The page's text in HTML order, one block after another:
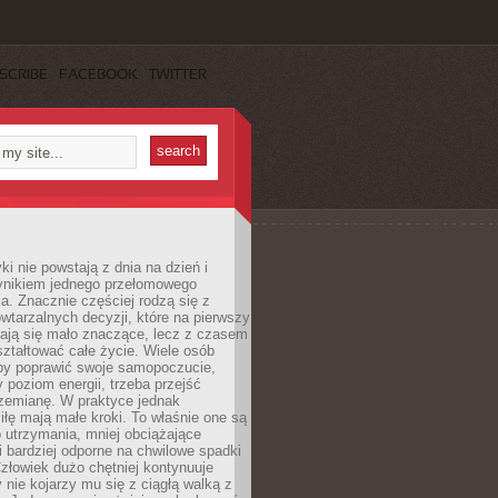
FACEBOOK TWITTER
nie powstają z dnia na dzień i
jednego przełomowego
Znacznie częściej rodzą się z
decyzji, które na pierwszy
się mało znaczące, lecz z czasem
całe życie. Wiele osób
poprawić swoje samopoczucie,
poziom energii, trzeba przejść
W praktyce jednak
mają małe kroki. To właśnie one są
utrzymania, mniej obciążające
odporne na chwilowe spadki
dużo chętniej kontynuuje
nie kojarzy mu się z ciągłą walką z